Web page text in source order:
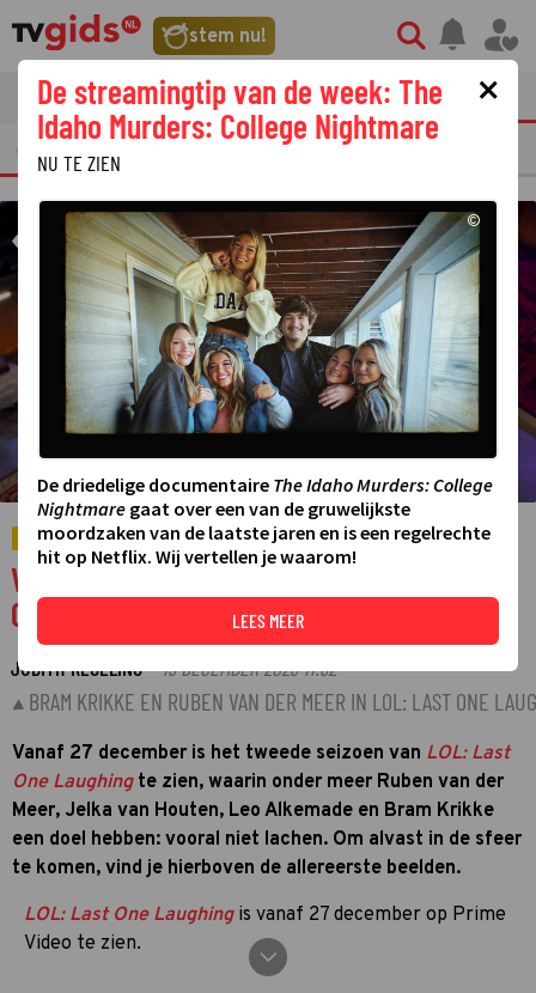
stem nu!
tvgids streaming nieuws
TV FRAGMENTEN AMUSEMENT
©
VIDEO
Video: Het tweede seizoen van LOL: Last
One Laughing komt eraan
JUDITH REGELING·19 DECEMBER 2023 11:32
BRAM KRIKKE EN RUBEN VAN DER MEER IN LOL: LAST ONE
Vanaf 27 december is het tweede seizoen van LOL: Last
One Laughing te zien, waarin onder meer Ruben van der
Meer, Jelka van Houten, Leo Alkemade en Bram Krikke
een doel hebben: vooral niet lachen. Om alvast in de sfeer
te komen, vind je hierboven de allereerste beelden.
LOL: Last One Laughingis vanaf 27 december op Prime
Video te zien.
×
De streamingtip van de week: The
Idaho Murders: College Nightmare
NU TE ZIEN
©
De driedelige documentaire The Idaho Murders: College
Nightmare gaat over een van de gruwelijkste
moordzaken van de laatste jaren en is een regelrechte
hit op Netflix. Wij vertellen je waarom!
LEES MEER